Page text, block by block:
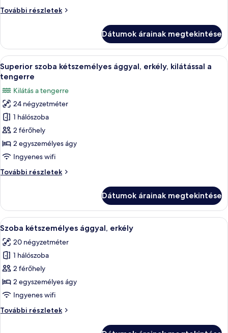
részleges
tengerre
További részletek
Szoba
részleges
kilátással
a
tengerre
további
részletei
Dátumok árainak megtekintése
A
következő
szoba
összes
képének
megtekintése:
Superior
szoba
kétszemélyes
erkély,
tengerre
Egy modern szállodai szoba,
6
Superior szoba kétszemélyes ággyal, erkély, kilátással a
tengerre
Kilátás a tengerre
24 négyzetméter
1 hálószoba
2 férőhely
2 egyszemélyes ágy
Ingyenes wifi
További részletek
Superior
erkély,
kilátással
a
további
részletei
Dátumok árainak megtekintése
A
következő
szoba
összes
képének
megtekintése:
Szoba
ággyal,
Egy modern hálószoba, melyben
5
Szoba kétszemélyes ággyal, erkély
20 négyzetméter
1 hálószoba
2 férőhely
2 egyszemélyes ágy
Ingyenes wifi
További részletek
Szoba